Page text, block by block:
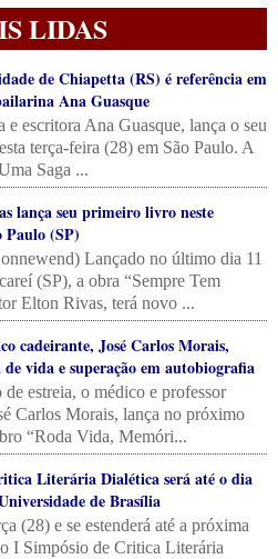
LIDAS
de Chiapetta (RS) é referência em
Ana Guasque
e escritora Ana Guasque, lança o seu
terça-feira (28) em São Paulo. A
Saga ...
lança seu primeiro livro neste
Paulo (SP)
Lançado no último dia 11
(SP), a obra “Sempre Tem
Elton Rivas, terá novo ...
cadeirante, José Carlos Morais,
vida e superação em autobiografia
estreia, o médico e professor
Carlos Morais, lança no próximo
“Roda Vida, Memóri...
Literária Dialética será até o dia
de Brasília
(28) e se estenderá até a próxima
I Simpósio de Critica Literária